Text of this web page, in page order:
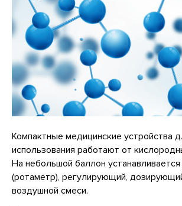
Компактные медицинские устройства
использования работают от
На небольшой баллон
(ротаметр), регулирующий,
воздушной смеси.
КОНТАКТЫ